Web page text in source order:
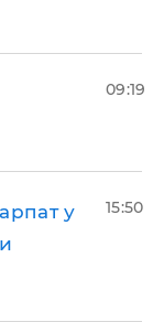
09:19
у
15:50